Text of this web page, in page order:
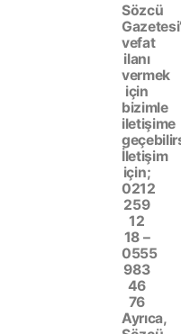
Sözcü
vefat
ilanı
vermek
için
bizimle
iletişime
İletişim
için;
0212
259
12
18 –
0555
983
46
76
Ayrıca,